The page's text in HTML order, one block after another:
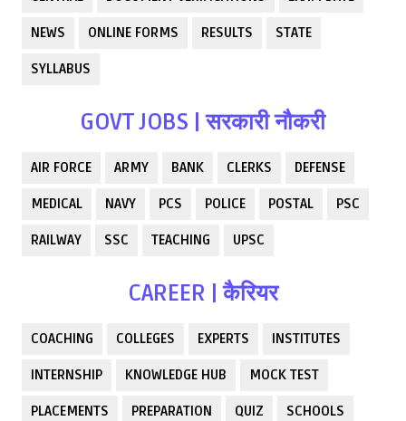
NEWS ONLINE FORMS RESULTS STATE
SYLLABUS
GOVT JOBS | सरकारी नौकरी
AIR FORCE ARMY BANK CLERKS DEFENSE
MEDICAL NAVY PCS POLICE POSTAL PSC
RAILWAY SSC TEACHING UPSC
CAREER | कैरियर
COACHING COLLEGES EXPERTS INSTITUTES
INTERNSHIP KNOWLEDGE HUB MOCK TEST
PLACEMENTS PREPARATION QUIZ SCHOOLS